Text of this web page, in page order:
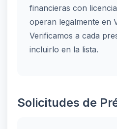
financieras con
operan legalmente en
Verificamos a cada
incluirlo en la lista.
Solicitudes de